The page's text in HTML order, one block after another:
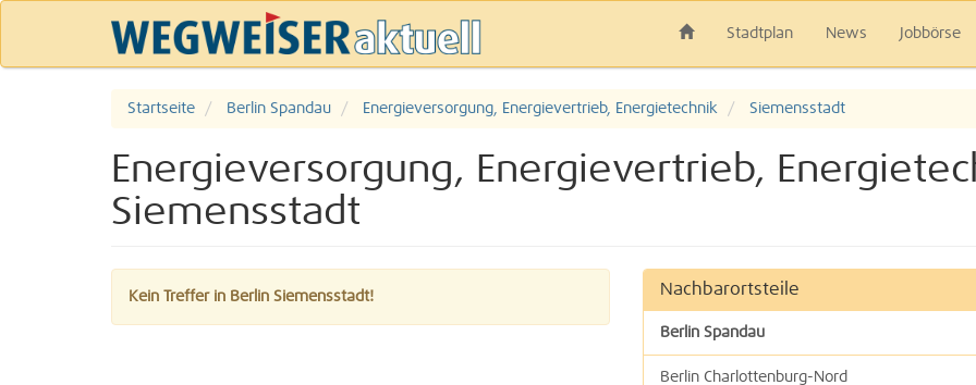
Stadtplan News Jobbörse
Startseite Berlin Spandau Energieversorgung, Energievertrieb, Energietechnik Siemensstadt
Energieversorgung, Energievertrieb,
Siemensstadt
Kein Treffer in Berlin Siemensstadt! Nachbarortsteile
Berlin Spandau
Berlin Charlottenburg-Nord